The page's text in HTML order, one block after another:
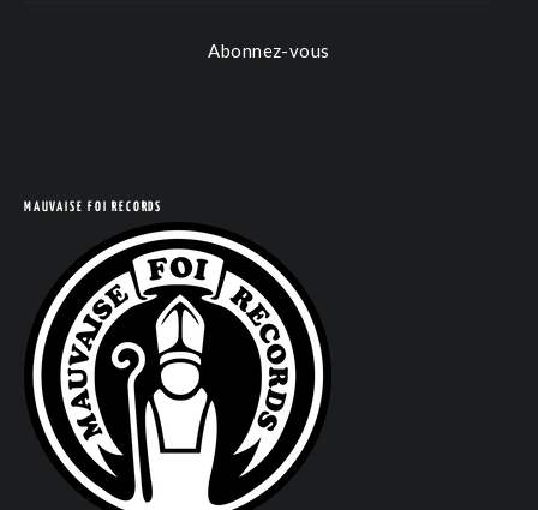
Abonnez-vous
MAUVAISE FOI RECORDS